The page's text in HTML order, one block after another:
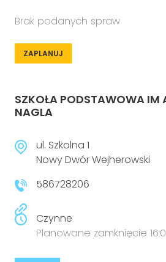
Brak podanych spraw
ZAPLANUJ
SZKOŁA PODSTAWOWA IM
NAGLA
ul. Szkolna 1
Nowy Dwór Wejherowski
586728206
Czynne
Planowane zamknięcie